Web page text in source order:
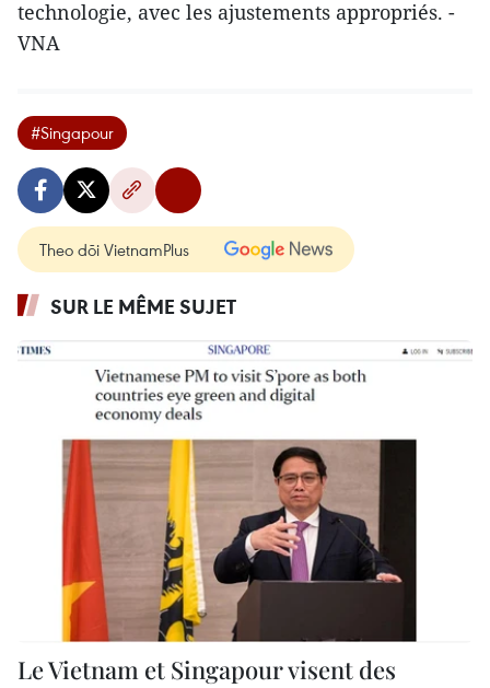
technologie, avec les ajustements appropriés. -
VNA
#Singapour
Theo dõi VietnamPlus
SUR LE MÊME SUJET
Le Vietnam et Singapour visent des